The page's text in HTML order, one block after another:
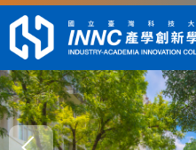
跳
主
要
內
容
區